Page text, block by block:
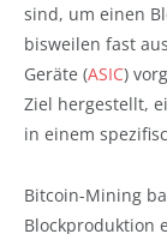
sind, um einen
bisweilen fast
Geräte (ASIC)
Ziel hergestellt,
in einem
Bitcoin-Mining
Blockproduktion